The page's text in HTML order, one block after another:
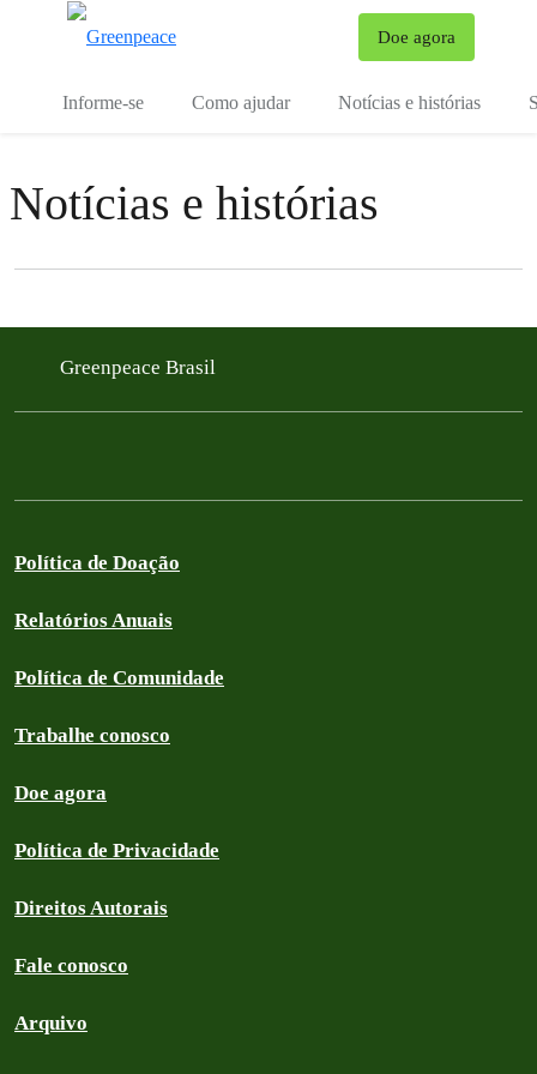
Doe agora
Informe-se Como ajudar Notícias e histórias
Notícias e histórias
Filter posts
Greenpeace Brasil
Política de Doação
Relatórios Anuais
Política de Comunidade
Trabalhe conosco
Doe agora
Política de Privacidade
Direitos Autorais
Fale conosco
Arquivo